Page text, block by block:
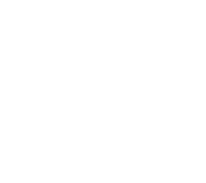
es crear una red
de velocidad de
la blockchain número
de bloques.
real.